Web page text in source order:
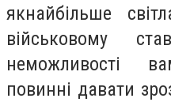
якнайбільше
військовому
неможливості
повинні давати